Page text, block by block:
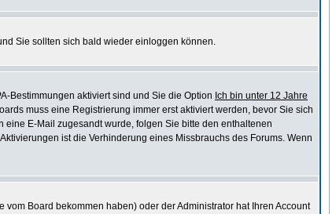
Sie sollten sich bald wieder einloggen können.
Bestimmungen aktiviert sind und Sie die Option Ich bin unter 12 Jahre
muss eine Registrierung immer erst aktiviert werden, bevor Sie sich
E-Mail zugesandt wurde, folgen Sie bitte den enthaltenen
ist die Verhinderung eines Missbrauchs des Forums. Wenn
Board bekommen haben) oder der Administrator hat Ihren Account